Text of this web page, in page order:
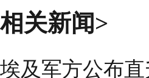
相关新闻>
埃及军方公布